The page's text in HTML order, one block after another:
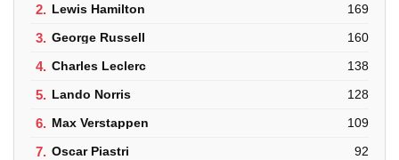
2. Lewis Hamilton 169
3. George Russell 160
4. Charles Leclerc 138
5. Lando Norris 128
6. Max Verstappen 109
7. Oscar Piastri 92